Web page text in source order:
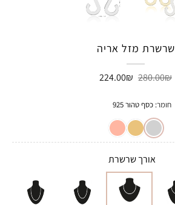
שרשרת מזל אריה
280.00₪ המחיר
280.00₪.
224.00₪ המחיר
חומר:כסף טהור 925
אורך שרשרת